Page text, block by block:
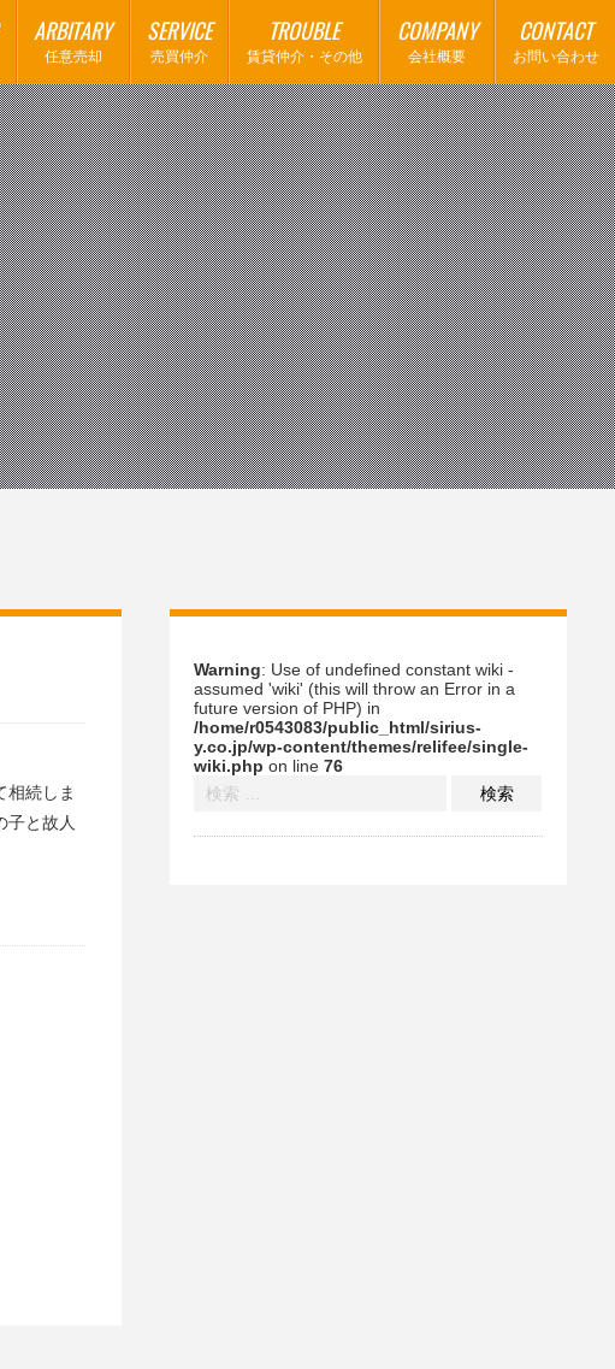
ARBITARY
任意売却
SERVICE
売買仲介
TROUBLE
賃貸仲介・その他
COMPANY
会社概要
CONTACT
お問い合わせ
相続しま
子と故人
Warning: Use of undefined constant wiki -
assumed 'wiki' (this will throw an Error in a
future version of PHP) in
/home/r0543083/public_html/sirius-
y.co.jp/wp-content/themes/relifee/single-
wiki.php on line 76